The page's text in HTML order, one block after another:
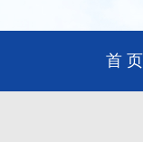
首 页